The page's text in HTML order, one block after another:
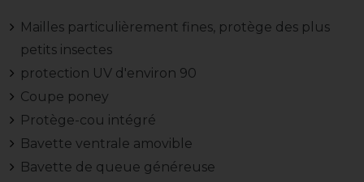
Mailles particulièrement fines, protège des plus
petits insectes
protection UV d'environ 90
Coupe poney
Protège-cou intégré
Bavette ventrale amovible
Bavette de queue généreuse